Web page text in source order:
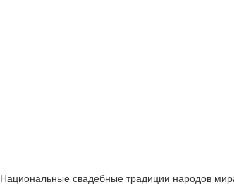
Национальные свадебные традиции народов